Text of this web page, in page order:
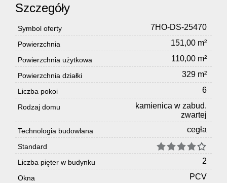
Szczegóły
Symbol oferty 7HO-DS-25470
Powierzchnia 151,00 m²
Powierzchnia użytkowa 110,00 m²
Powierzchnia działki 329 m²
Liczba pokoi 6
Rodzaj domu
kamienica w zabud.
zwartej
Technologia budowlana cegła
Standard
Liczba pięter w budynku
2
Okna PCV